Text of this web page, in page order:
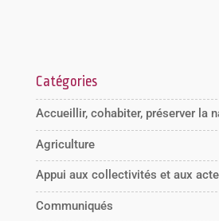
Catégories
Accueillir, cohabiter, préserver la
Agriculture
Appui aux collectivités et aux
Communiqués